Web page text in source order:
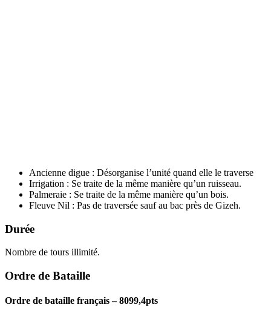
Ancienne digue : Désorganise l’unité quand elle le traverse
Irrigation : Se traite de la même manière qu’un ruisseau.
Palmeraie : Se traite de la même manière qu’un bois.
Fleuve Nil : Pas de traversée sauf au bac près de Gizeh.
Durée
Nombre de tours illimité.
Ordre de Bataille
Ordre de bataille français – 8099,4pts